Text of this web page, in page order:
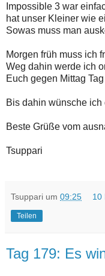
Impossible 3 war
hat unser Kleiner wie
Sowas muss man
Morgen früh muss ich
Weg dahin werde ich
Euch gegen Mittag
Bis dahin wünsche
Beste Grüße vom
Tsuppari
Tsuppari um 09:25 10
Teilen
Tag 179: Es